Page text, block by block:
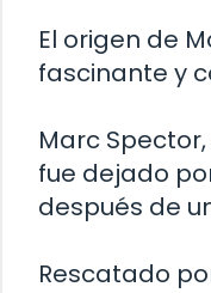
El origen de
fascinante y
Marc
fue dejado
después de
Rescatado